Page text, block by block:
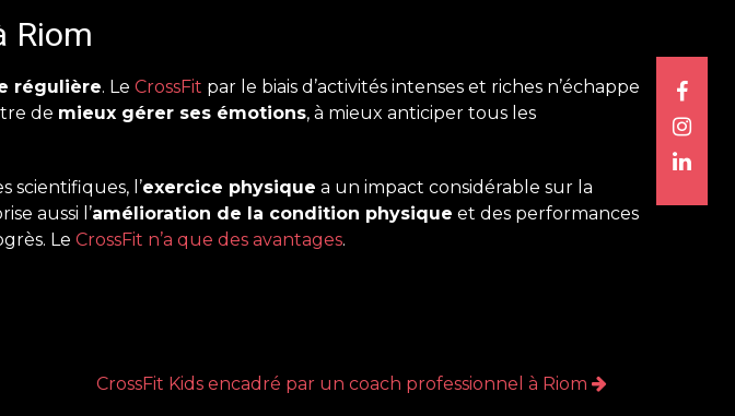
Riom
régulière. Le CrossFit par le biais d’activités intenses et riches n’échappe
de mieux gérer ses émotions, à mieux anticiper tous les
scientifiques, l’exercice physique a un impact considérable sur la
aussi l’amélioration de la condition physique et des performances
Le CrossFit n’a que des avantages.
CrossFit Kids encadré par un coach professionnel à Riom